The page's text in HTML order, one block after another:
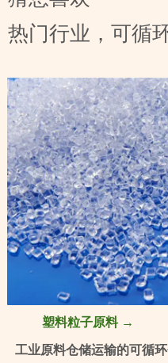
工业原料仓储运输的可循
塑料粒子原料 →
热门行业，可循